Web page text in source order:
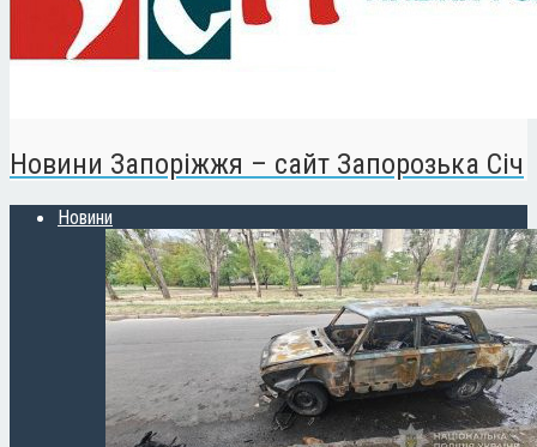
Новини Запоріжжя – сайт Запорозька Січ
Новини